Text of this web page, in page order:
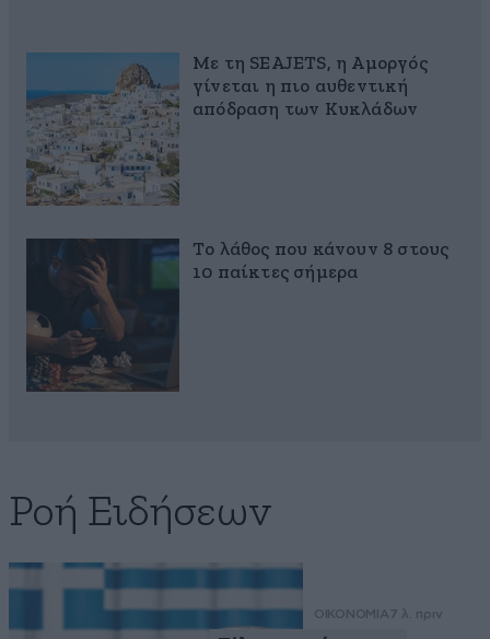
Με τη SEAJETS, η Αμοργός
γίνεται η πιο αυθεντική
απόδραση των Κυκλάδων
Το λάθος που κάνουν 8 στους
10 παίκτες σήμερα
Ροή Ειδήσεων
ΟΙΚΟΝΟΜΙΑ7 λ. πριν